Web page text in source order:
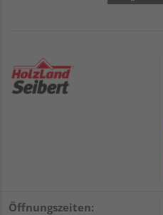
Öffnungszeiten: